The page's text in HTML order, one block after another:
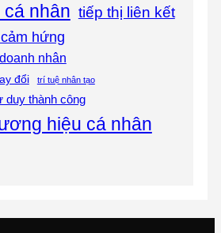
nhân tiếp thị liên kết
hứng
nhân
đổi trí tuệ nhân tạo
duy thành công
hiệu cá nhân